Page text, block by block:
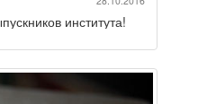
института!